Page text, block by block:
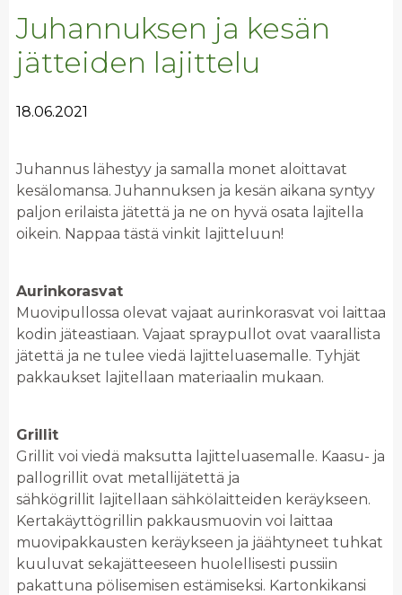
Juhannuksen ja kesän
jätteiden lajittelu
18.06.2021
Juhannus lähestyy ja samalla monet aloittavat
kesälomansa. Juhannuksen ja kesän aikana syntyy
paljon erilaista jätettä ja ne on hyvä osata lajitella
oikein. Nappaa tästä vinkit lajitteluun!
Aurinkorasvat
Muovipullossa olevat vajaat aurinkorasvat voi laittaa
kodin jäteastiaan. Vajaat spraypullot ovat vaarallista
jätettä ja ne tulee viedä lajitteluasemalle. Tyhjät
pakkaukset lajitellaan materiaalin mukaan.
Grillit
Grillit voi viedä maksutta lajitteluasemalle. Kaasu- ja
pallogrillit ovat metallijätettä ja
sähkögrillit lajitellaan sähkölaitteiden keräykseen.
Kertakäyttögrillin pakkausmuovin voi laittaa
muovipakkausten keräykseen ja jäähtyneet tuhkat
kuuluvat sekajätteeseen huolellisesti pussiin
pakattuna pölisemisen estämiseksi. Kartonkikansi